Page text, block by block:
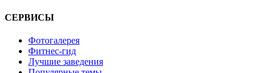
СЕРВИСЫ
Фотогалерея
Фитнес-гид
Лучшие заведения